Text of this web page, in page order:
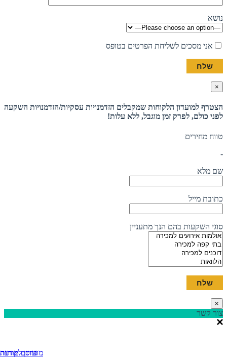
נושא
אני מסכים לשליחת הפרטים בטופס
פרסם מודעה
מועדון לקוחות
×
הצטרף למועדון הלקוחות שמקבלים הזדמנויות עסקיות/הזדמנויות השקעה
לפני כולם, לפרק זמן מוגבל, ללא עלות!
טווח מחירים
-
שם מלא
כתובת מייל
סוגי השקעות בהם הנך מתעניין
×
צור קשר